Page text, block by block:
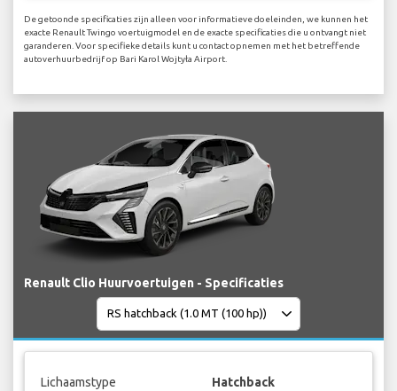
De getoonde specificaties zijn alleen voor informatieve doeleinden, we kunnen het
exacte Renault Twingo voertuigmodel en de exacte specificaties die u ontvangt niet
garanderen. Voor specifieke details kunt u contact opnemen met het betreffende
autoverhuurbedrijf op Bari Karol Wojtyła Airport.
Renault Clio Huurvoertuigen - Specificaties
Lichaamstype Hatchback